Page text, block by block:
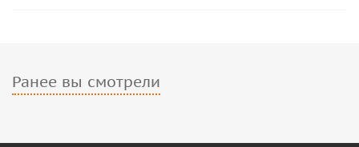
Ранее вы смотрели